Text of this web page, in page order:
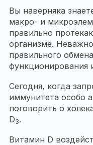
Вы наверняка
макро- и
правильно
организме.
правильного
функционирования
Сегодня, когда
иммунитета особо
поговорить о
D3.
Витамин D